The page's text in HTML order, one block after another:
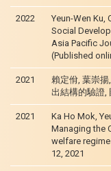
2022
Yeun-Wen Ku,
Social
Asia Pacific
(Published
2021
賴定佾, 葉崇
出結構的驗證,
2021
Ka Ho Mok,
Managing the
welfare
12, 2021